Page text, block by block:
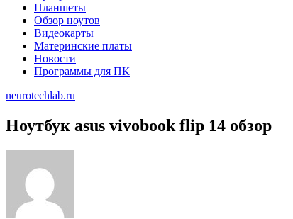
Планшеты
Обзор ноутов
Видеокарты
Материнские платы
Новости
Программы для ПК
neurotechlab.ru
Ноутбук asus vivobook flip 14 обзор